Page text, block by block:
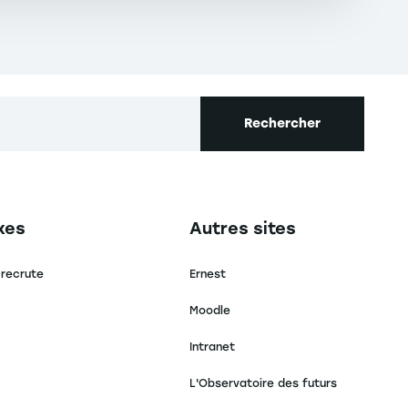
Rechercher
footer
recrute
Navigation tertiaire footer
Autres sites
Ernest
Moodle
Intranet
L'Observatoire des futurs